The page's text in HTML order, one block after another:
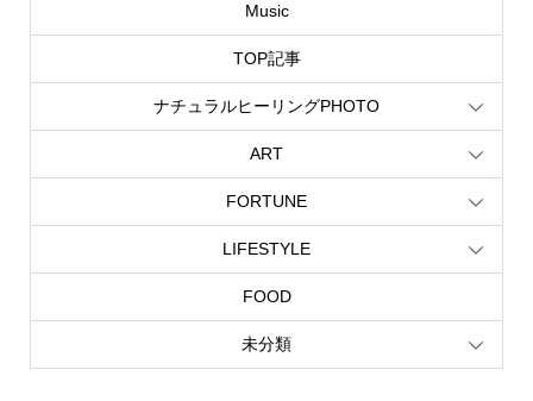
Music
TOP記事
ナチュラルヒーリングPHOTO
ART
FORTUNE
LIFESTYLE
FOOD
未分類